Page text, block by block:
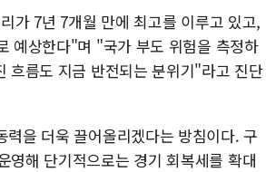
가 7년 7개월 만에 최고를 이루고 있고,
예상한다"며 "국가 부도 위험을 측정하
흐름도 지금 반전되는 분위기"라고 진단
을 더욱 끌어올리겠다는 방침이다. 구
해 단기적으로는 경기 회복세를 확대